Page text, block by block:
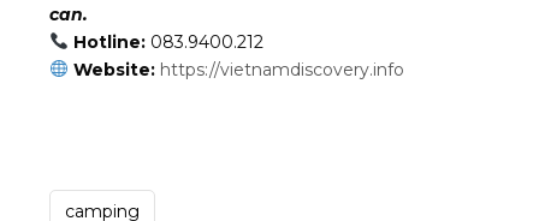
can.
Hotline:083.9400.212
Website: https://vietnamdiscovery.info
camping